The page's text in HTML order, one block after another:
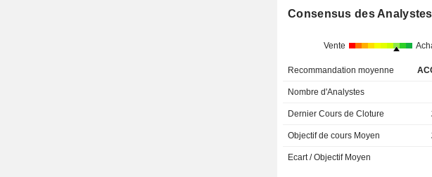
Consensus des Analystes
Vente
Recommandation moyenne
Nombre d'Analystes
Dernier Cours de Cloture
Objectif de cours Moyen
Ecart / Objectif Moyen